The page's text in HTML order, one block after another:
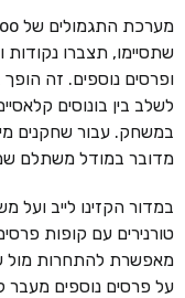
שתסיימו, תצברו נקודות
ופרסים נוספים. זה
לשלב בין בונוסים
במשחק. עבור שחקנים
מדובר במודל משתלם
במדור הקזינו לייב ועל
טורנירים עם קופות
מאפשרת להתחרות מול
על פרסים נוספים מעבר